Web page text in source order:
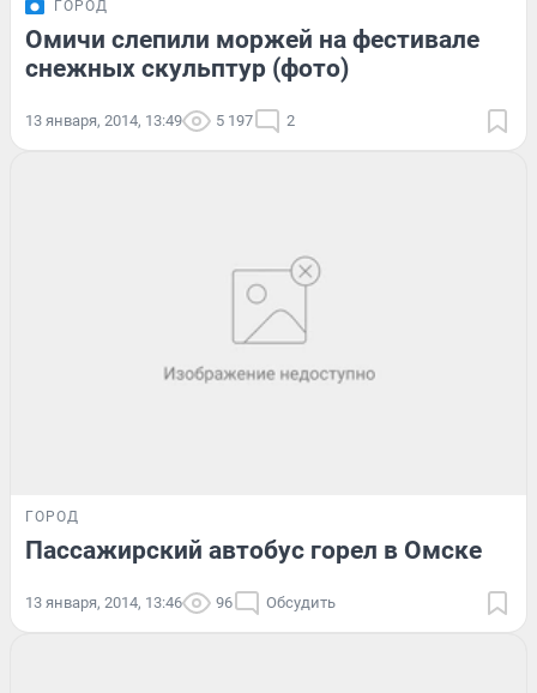
ГОРОД
Омичи слепили моржей на фестивале
снежных скульптур (фото)
13 января, 2014, 13:49 5 197 2
ГОРОД
Пассажирский автобус горел в Омске
13 января, 2014, 13:46 96 Обсудить